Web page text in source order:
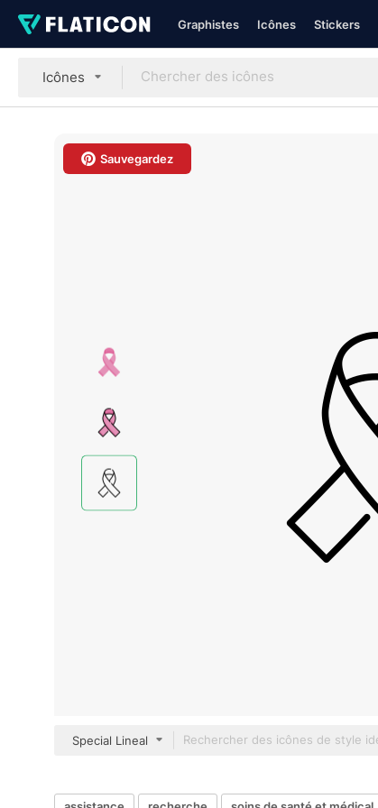
Graphistes Icônes Stickers
Icônes
Sauvegardez
Special Lineal